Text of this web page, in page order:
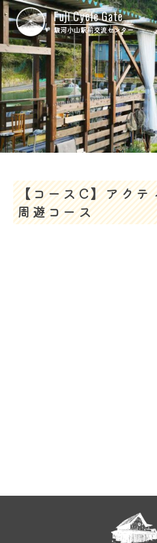
Fuji Cycle Gate
駿河小山駅前交流センター
ホーム レンタサイクル
【コースC】アクテ
周遊コース